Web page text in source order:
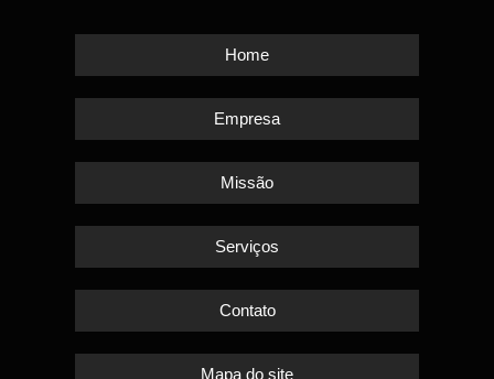
Home
Empresa
Missão
Serviços
Contato
Mapa do site